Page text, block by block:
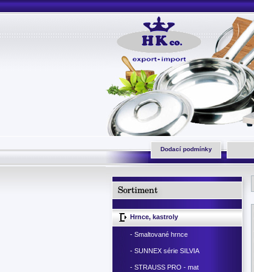
Dodací podmínky
Hrnce, kastroly
- Smaltované hrnce
- SUNNEX série SILVIA
- STRAUSS PRO - mat